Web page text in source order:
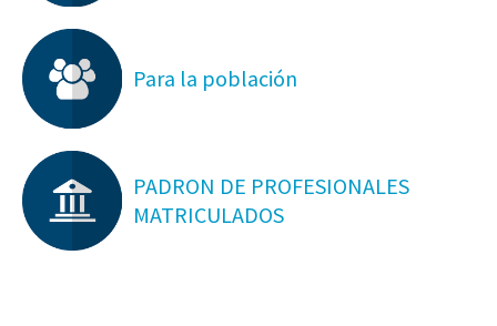
Para la población
PADRON DE PROFESIONALES
MATRICULADOS